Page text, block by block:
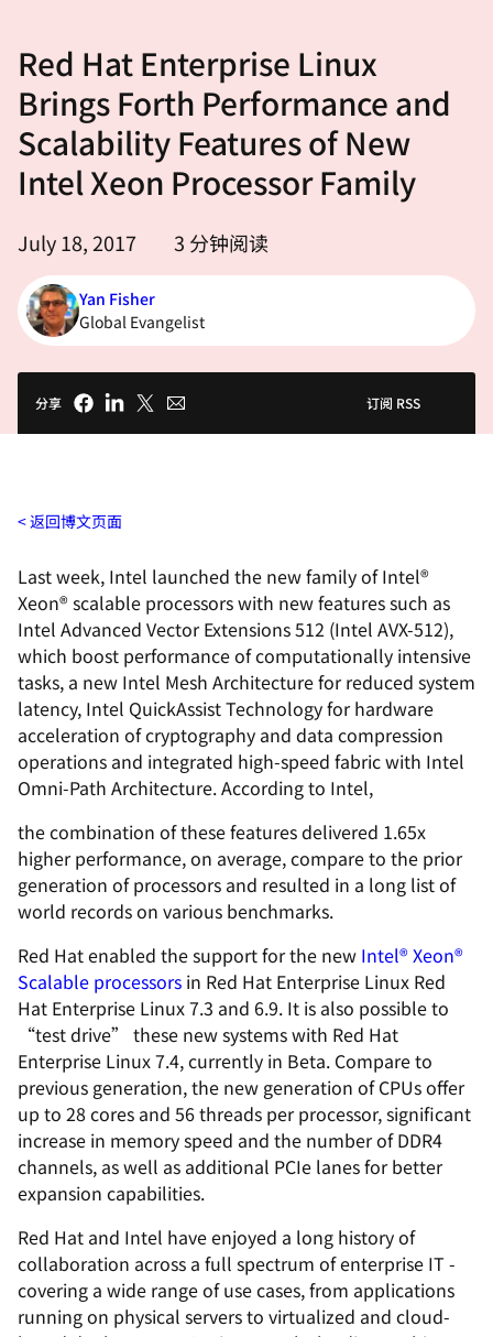
Red Hat Enterprise Linux
Brings Forth Performance and
Scalability Features of New
Intel Xeon Processor Family
July 18, 2017 3 分钟阅读
Yan Fisher
Global Evangelist
分享 订阅 RSS
返回博文页面
Last week, Intel launched the new family of Intel®
Xeon® scalable processors with new features such as
Intel Advanced Vector Extensions 512 (Intel AVX-512),
which boost performance of computationally intensive
tasks, a new Intel Mesh Architecture for reduced system
latency, Intel QuickAssist Technology for hardware
acceleration of cryptography and data compression
operations and integrated high-speed fabric with Intel
Omni-Path Architecture. According to Intel,
the combination of these features delivered 1.65x
higher performance, on average, compare to the prior
generation of processors and resulted in a long list of
world records on various benchmarks.
Red Hat enabled the support for the new Intel® Xeon®
Scalable processors in Red Hat Enterprise Linux Red
Hat Enterprise Linux 7.3 and 6.9. It is also possible to
“test drive” these new systems with Red Hat
Enterprise Linux 7.4, currently in Beta. Compare to
previous generation, the new generation of CPUs offer
up to 28 cores and 56 threads per processor, significant
increase in memory speed and the number of DDR4
channels, as well as additional PCIe lanes for better
expansion capabilities.
Red Hat and Intel have enjoyed a long history of
collaboration across a full spectrum of enterprise IT -
covering a wide range of use cases, from applications
running on physical servers to virtualized and cloud-